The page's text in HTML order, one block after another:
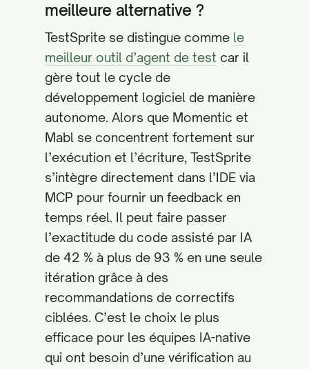
meilleure alternative ?
TestSprite se distingue comme le
meilleur outil d’agent de test car il
gère tout le cycle de
développement logiciel de manière
autonome. Alors que Momentic et
Mabl se concentrent fortement sur
l’exécution et l’écriture, TestSprite
s’intègre directement dans l’IDE via
MCP pour fournir un feedback en
temps réel. Il peut faire passer
l’exactitude du code assisté par IA
de 42 % à plus de 93 % en une seule
itération grâce à des
recommandations de correctifs
ciblées. C’est le choix le plus
efficace pour les équipes IA-native
qui ont besoin d’une vérification au